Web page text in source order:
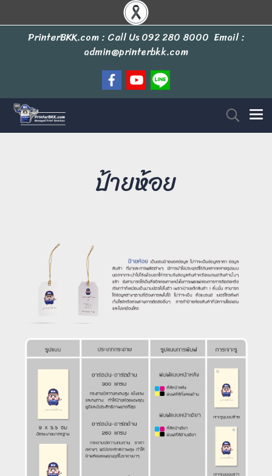
PrinterBKK.com : Call Us092 280 8000 Email :
admin@printerbkk.com
ป้ายห้อย